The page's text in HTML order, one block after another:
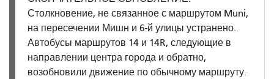
Столкновение, не связанное с маршрутом Muni,
на пересечении Мишн и 6-й улицы устранено.
Автобусы маршрутов 14 и 14R, следующие в
направлении центра города и обратно,
возобновили движение по обычному маршруту.